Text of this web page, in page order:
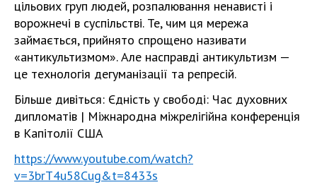
цільових груп людей, розпалювання ненависті і
ворожнечі в суспільстві. Те, чим ця мережа
займається, прийнято спрощено називати
«антикультизмом». Але насправді антикультизм —
це технологія дегуманізації та репресій.
Більше дивіться: Єдність у свободі: Час духовних
дипломатів | Міжнародна міжрелігійна конференція
в Капітолії США
https://www.youtube.com/watch?
v=3brT4u58Cug&t=8433s